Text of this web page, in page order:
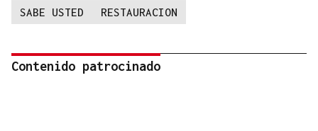
SABE USTED RESTAURACION
Contenido patrocinado